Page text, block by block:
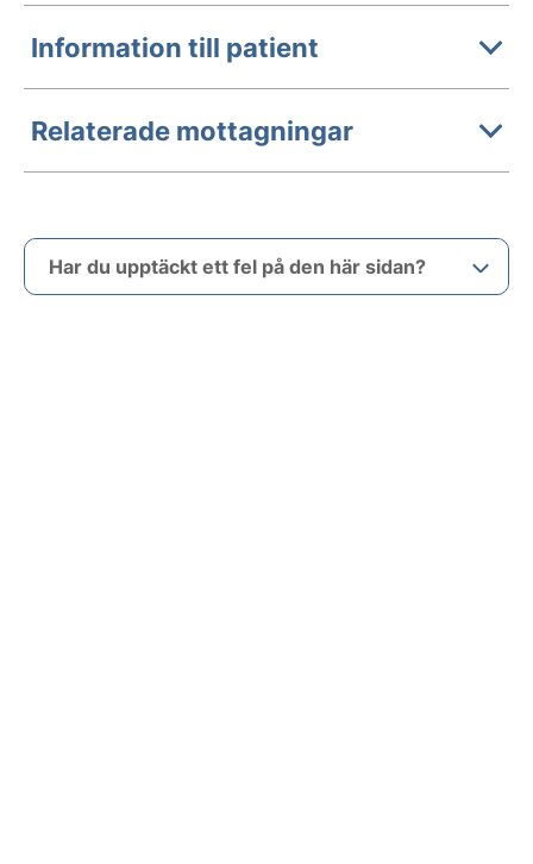
Information till patient
Relaterade mottagningar
Har du upptäckt ett fel på den här sidan?